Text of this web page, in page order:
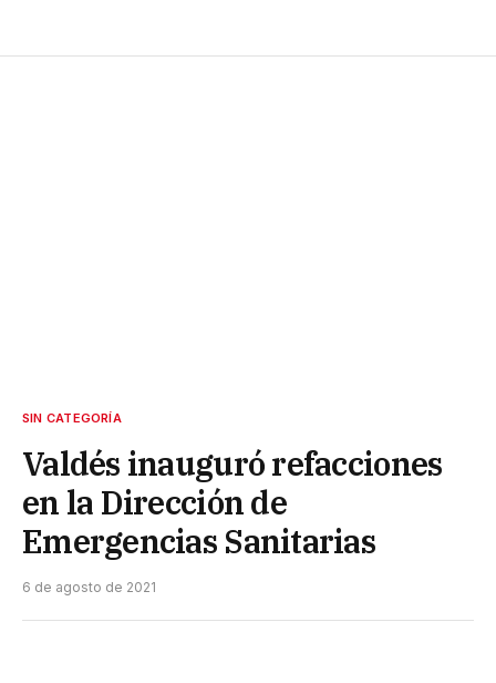
SIN CATEGORÍA
Valdés inauguró refacciones
en la Dirección de
Emergencias Sanitarias
6 de agosto de 2021